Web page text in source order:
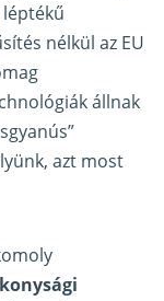
léptékű
nélkül az EU
állnak
azt most